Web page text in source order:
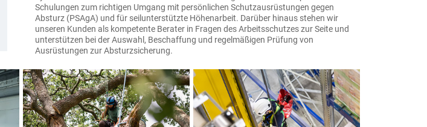
Schulungen zum richtigen Umgang mit persönlichen Schutzausrüstungen gegen
Absturz (PSAgA) und für seilunterstützte Höhenarbeit. Darüber hinaus stehen wir
unseren Kunden als kompetente Berater in Fragen des Arbeitsschutzes zur Seite und
unterstützen bei der Auswahl, Beschaffung und regelmäßigen Prüfung von
Ausrüstungen zur Absturzsicherung.